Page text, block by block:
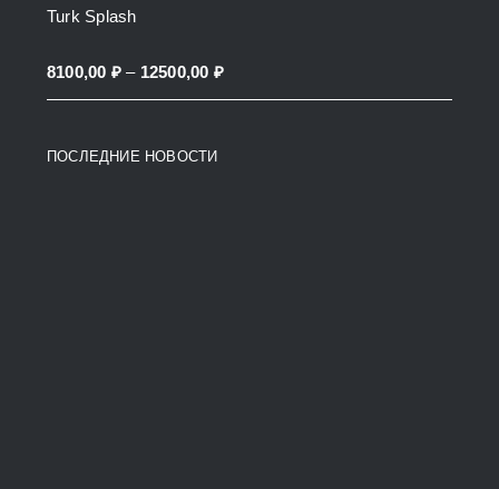
Turk Splash
8100,00 ₽ – 12500,00 ₽Price
range:
ПОСЛЕДНИЕ НОВОСТИ